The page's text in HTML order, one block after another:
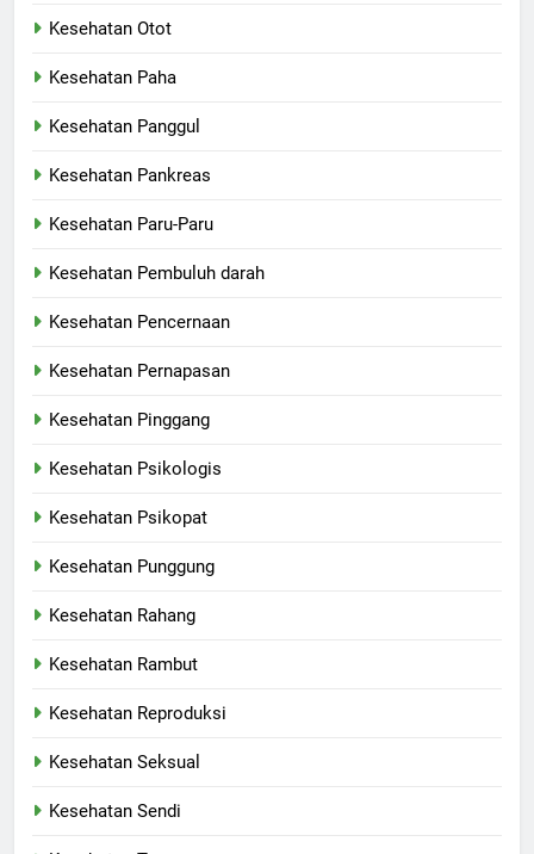
Kesehatan Otot
Kesehatan Paha
Kesehatan Panggul
Kesehatan Pankreas
Kesehatan Paru-Paru
Kesehatan Pembuluh darah
Kesehatan Pencernaan
Kesehatan Pernapasan
Kesehatan Pinggang
Kesehatan Psikologis
Kesehatan Psikopat
Kesehatan Punggung
Kesehatan Rahang
Kesehatan Rambut
Kesehatan Reproduksi
Kesehatan Seksual
Kesehatan Sendi